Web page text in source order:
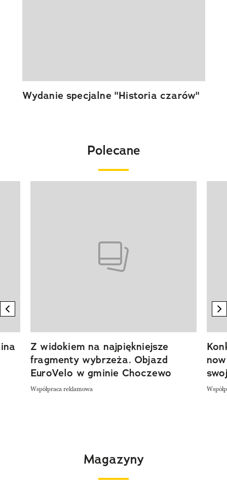
Wydanie specjalne "Historia czarów"
Polecane
previous element
Z widokiem na najpiękniejsze
fragmenty wybrzeża. Objazd
EuroVelo w gminie Choczewo
Współpraca reklamowa
Magazyny